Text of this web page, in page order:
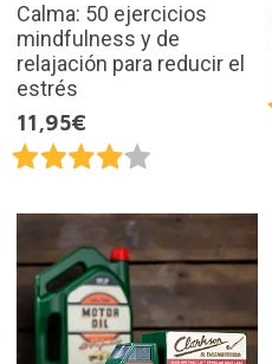
Calma: 50 ejercicios
mindfulness y de
relajación para reducir el
estrés
11,95€